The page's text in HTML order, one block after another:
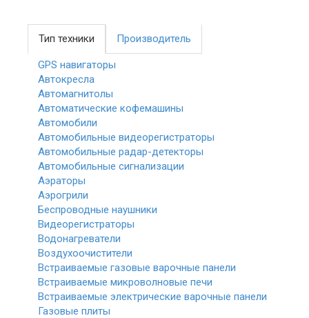
Тип техники Производитель
GPS навигаторы
Автокресла
Автомагнитолы
Автоматические кофемашины
Автомобили
Автомобильные видеорегистраторы
Автомобильные радар-детекторы
Автомобильные сигнализации
Аэраторы
Аэрогрили
Беспроводные наушники
Видеорегистраторы
Водонагреватели
Воздухоочистители
Встраиваемые газовые варочные панели
Встраиваемые микроволновые печи
Встраиваемые электрические варочные панели
Газовые плиты